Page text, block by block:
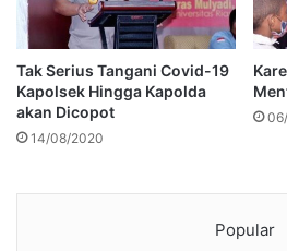
Tak Serius Tangani Covid-19
Kapolsek Hingga Kapolda
akan Dicopot
14/08/2020
Popular